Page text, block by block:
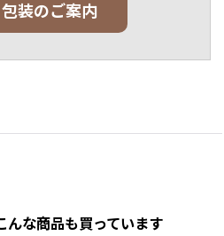
装のご案内
んな商品も買っています